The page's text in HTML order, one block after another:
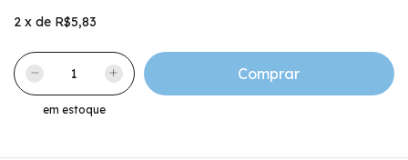
2 x de R$5,83
em estoque